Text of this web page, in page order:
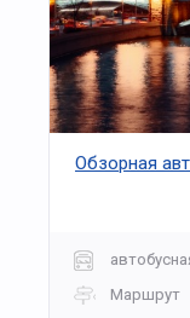
Обзорная
Маршрут